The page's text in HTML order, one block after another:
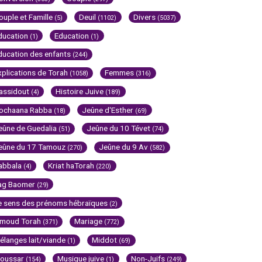
et Famille (5) Deuil (1102) Divers (5037)
(1) Education (1)
des enfants (244)
de Torah (1058) Femmes (316)
(4) Histoire Juive (189)
Rabba (18) Jeûne d'Esther (69)
de Guedalia (51) Jeûne du 10 Tévet (74)
du 17 Tamouz (270) Jeûne du 9 Av (582)
(4) Kriat haTorah (220)
Baomer (29)
sens des prénoms hébraïques (2)
Torah (371) Mariage (772)
lait/viande (1) Middot (69)
(154) Musique juive (1) Non-Juifs (249)